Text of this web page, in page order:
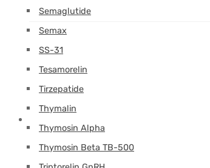
Semaglutide
Semax
SS-31
Tesamorelin
Tirzepatide
Thymalin
Thymosin Alpha
Thymosin Beta TB-500